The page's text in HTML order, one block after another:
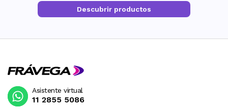
Descubrir productos
Asistente virtual
11 2855 5086